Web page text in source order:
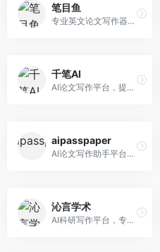
笔目鱼
专业英文论文写作器，支持学术论文全流程。面向留学生和国际期刊投稿者，提供英文论文撰写、润色、格式调整等服务，学术英语表达规范。
千笔AI
AI论文写作平台，提供无限改稿服务。面向高校学生和学术研究者，支持论文选题、大纲生成、内容撰写、查重修改等全流程服务，改稿次数不限，服务质量有保障。
aipasspaper
AI论文写作助手平台，提供智能化的学术写作支持。面向大学生和研究人员，支持多种学科论文生成，提供参考文献管理和格式规范服务，写作效率高。
沁言学术
AI科研写作平台，专注于学术研究辅助。面向研究生和科研工作者，提供文献分析、研究方法指导、论文撰写等服务，学术资源丰富，研究支持全面。